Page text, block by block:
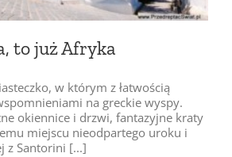
to już Afryka
w którym z łatwością
na greckie wyspy.
okiennice i drzwi, fantazyjne kraty
miejscu nieodpartego uroku i
z Santorini [...]